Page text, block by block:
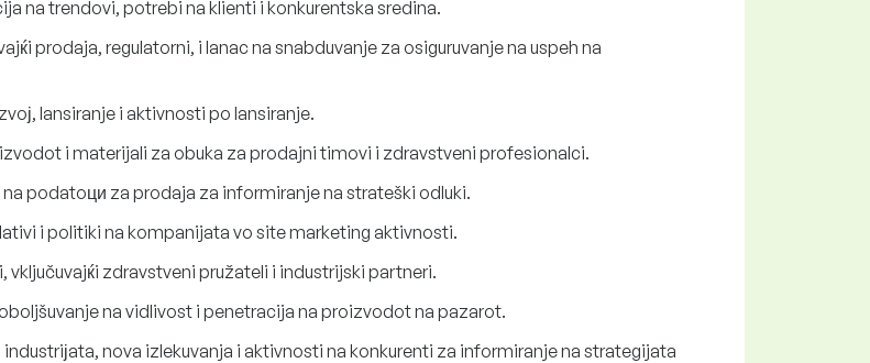
na trendovi, potrebi na klienti i konkurentska sredina.
prodaja, regulatorni, i lanac na snabduvanje za osiguruvanje na uspeh na
lansiranje i aktivnosti po lansiranje.
i materijali za obuka za prodajni timovi i zdravstveni profesionalci.
podatoци za prodaja za informiranje na strateški odluki.
i politiki na kompanijata vo site marketing aktivnosti.
zdravstveni pružateli i industrijski partneri.
na vidlivost i penetracija na proizvodot na pazarot.
nova izlekuvanja i aktivnosti na konkurenti za informiranje na strategijata